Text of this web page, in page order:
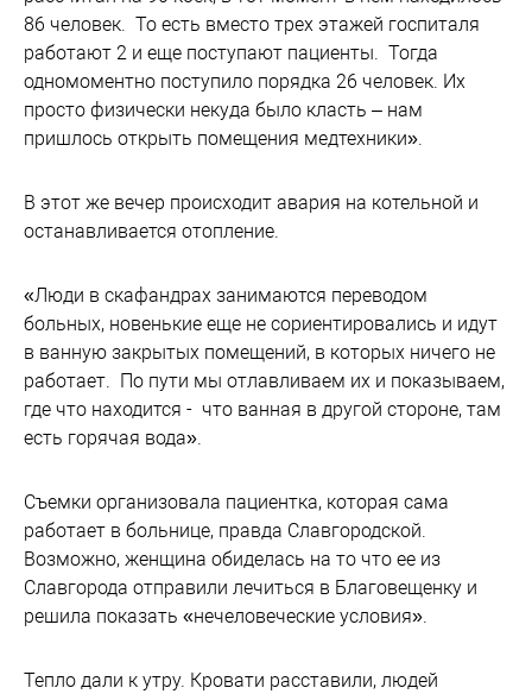
86 человек. То есть вместо трех этажей госпиталя
работают 2 и еще поступают пациенты. Тогда
одномоментно поступило порядка 26 человек. Их
просто физически некуда было класть – нам
пришлось открыть помещения медтехники».
В этот же вечер происходит авария на котельной и
останавливается отопление.
«Люди в скафандрах занимаются переводом
больных, новенькие еще не сориентировались и идут
в ванную закрытых помещений, в которых ничего не
работает. По пути мы отлавливаем их и показываем,
где что находится - что ванная в другой стороне, там
есть горячая вода».
Съемки организовала пациентка, которая сама
работает в больнице, правда Славгородской.
Возможно, женщина обиделась на то что ее из
Славгорода отправили лечиться в Благовещенку и
решила показать «нечеловеческие условия».
Тепло дали к утру. Кровати расставили, людей